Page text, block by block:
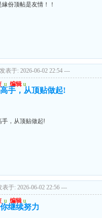
緣份顶帖是友情！！
发表于: 2026-06-02 22:54 ---
u 编辑 u
手，从顶贴做起!
手，从顶贴做起!
表于: 2026-06-02 22:56 ---
u 编辑 u
继续努力